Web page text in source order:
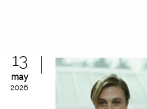
13
may
2026